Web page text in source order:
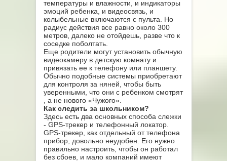
температуры и влажности, и индикаторы
эмоций ребенка, и видеосвязь, и
колыбельные включаются с пульта. Но
радиус действия все равно около 300
метров, далеко не отойдешь, разве что к
соседке поболтать.
Еще родители могут установить обычную
видеокамеру в детскую комнату и
привязать ее к телефону или планшету.
Обычно подобные системы приобретают
для контроля за няней, чтобы быть
уверенными, что они с ребенком смотрят
, а не нового «Чужого».
Как следить за школьником?
Здесь есть два основных способа слежки
- GPS-трекер и телефонный локатор.
GPS-трекер, как отдельный от телефона
прибор, довольно неудобен. Его нужно
правильно настроить, чтобы он работал
без сбоев, и мало компаний имеют